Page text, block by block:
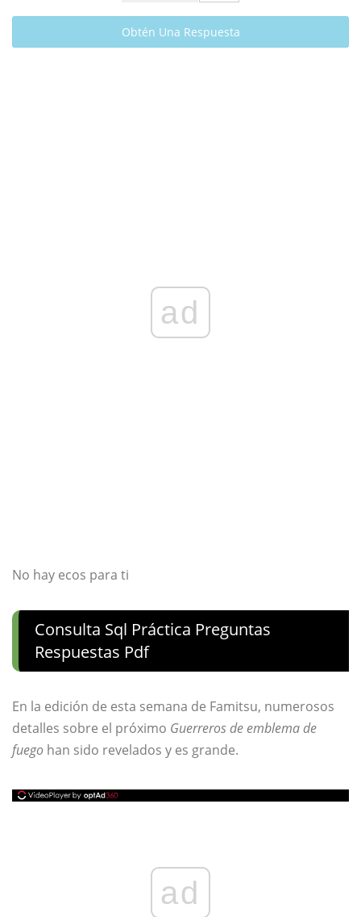
Obtén Una Respuesta
ad
No hay ecos para ti
Consulta Sql Práctica Preguntas
Respuestas Pdf
En la edición de esta semana de Famitsu, numerosos
detalles sobre el próximo Guerreros de emblema de
fuego han sido revelados y es grande.
ad